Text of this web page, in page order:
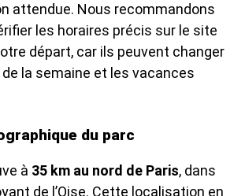
attendue. Nous recommandons
les horaires précis sur le site
départ, car ils peuvent changer
la semaine et les vacances
du parc
à 35 km au nord de Paris, dans
de l’Oise. Cette localisation en